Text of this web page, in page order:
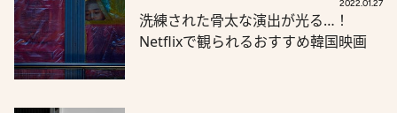
2022.01.27
洗練された骨太な演出が光る…！
Netflixで観られるおすすめ韓国映画